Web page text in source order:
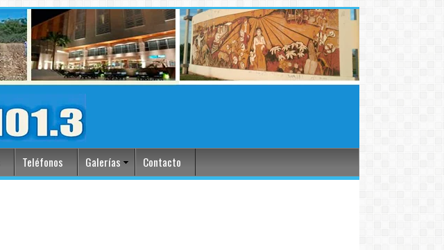
Teléfonos Galerías Contacto